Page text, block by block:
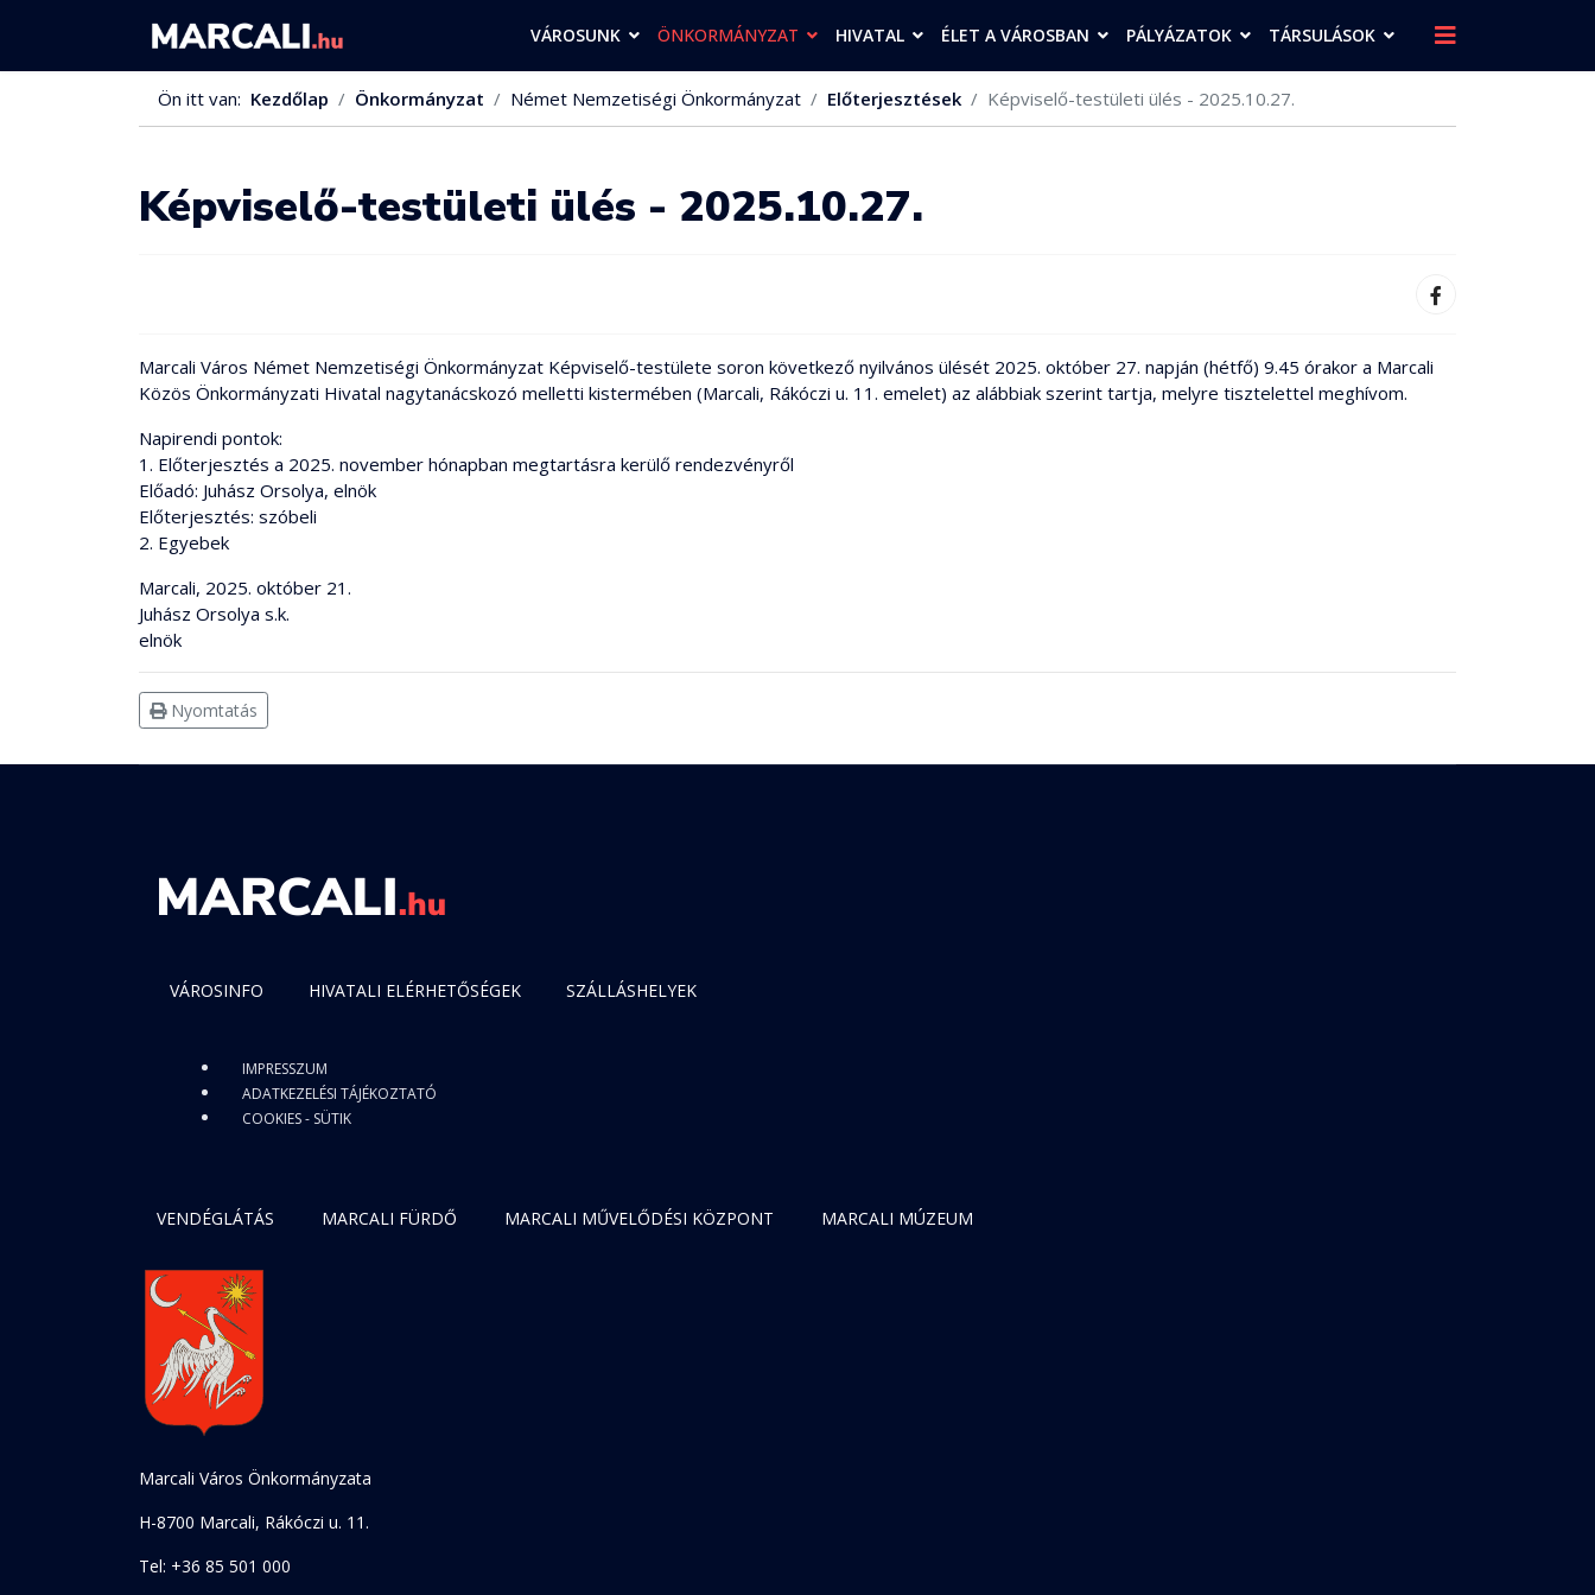
VÁROSUNK ÖNKORMÁNYZAT HIVATAL ÉLET A VÁROSBAN PÁLYÁZATOK TÁRSULÁSOK
Ön itt van: Kezdőlap Önkormányzat Német Nemzetiségi Önkormányzat Előterjesztések Képviselő-testületi ülés - 2025.10.27.
Képviselő-testületi ülés - 2025.10.27.
Marcali Város Német Nemzetiségi Önkormányzat Képviselő-testülete soron következő nyilvános ülését 2025. október 27. napján (hétfő) 9.45 órakor a Marcali
Közös Önkormányzati Hivatal nagytanácskozó melletti kistermében (Marcali, Rákóczi u. 11. emelet) az alábbiak szerint tartja, melyre tisztelettel meghívom.
Napirendi pontok:
1. Előterjesztés a 2025. november hónapban megtartásra kerülő rendezvényről
Előadó: Juhász Orsolya, elnök
Előterjesztés: szóbeli
2. Egyebek
Marcali, 2025. október 21.
Juhász Orsolya s.k.
elnök
Nyomtatás
VÁROSINFO HIVATALI ELÉRHETŐSÉGEK SZÁLLÁSHELYEK
IMPRESSZUM
ADATKEZELÉSI TÁJÉKOZTATÓ
COOKIES - SÜTIK
VENDÉGLÁTÁS MARCALI FÜRDŐ MARCALI MŰVELŐDÉSI KÖZPONT MARCALI MÚZEUM
Marcali Város Önkormányzata
H-8700 Marcali, Rákóczi u. 11.
Tel: +36 85 501 000